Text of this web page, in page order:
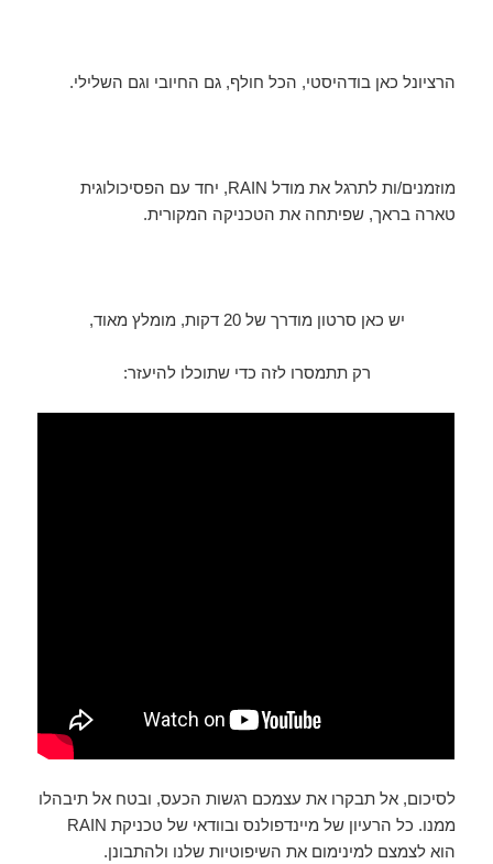
הרציונל כאן בודהיסטי, הכל חולף, גם החיובי וגם השלילי.
מוזמנים/ות לתרגל את מודל RAIN, יחד עם הפסיכולוגית
טארה בראך, שפיתחה את הטכניקה המקורית.
יש כאן סרטון מודרך של 20 דקות, מומלץ מאוד,
רק תתמסרו לזה כדי שתוכלו להיעזר:
לסיכום, אל תבקרו את עצמכם רגשות הכעס, ובטח אל תיבהלו
ממנו. כל הרעיון של מיינדפולנס ובוודאי של טכניקת RAIN
הוא לצמצם למינימום את השיפוטיות שלנו ולהתבונן.